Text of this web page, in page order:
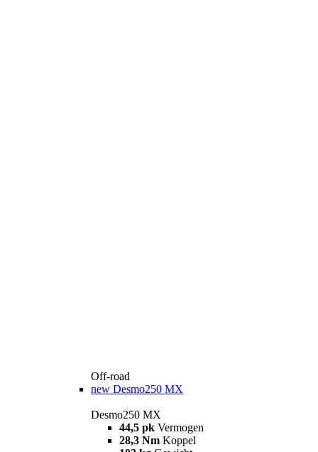
Off-road
new Desmo250 MX
Desmo250 MX
44,5 pk Vermogen
28,3 Nm Koppel